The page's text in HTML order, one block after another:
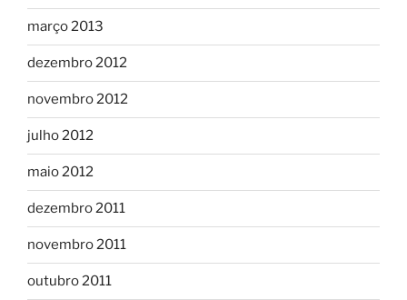
março 2013
dezembro 2012
novembro 2012
julho 2012
maio 2012
dezembro 2011
novembro 2011
outubro 2011